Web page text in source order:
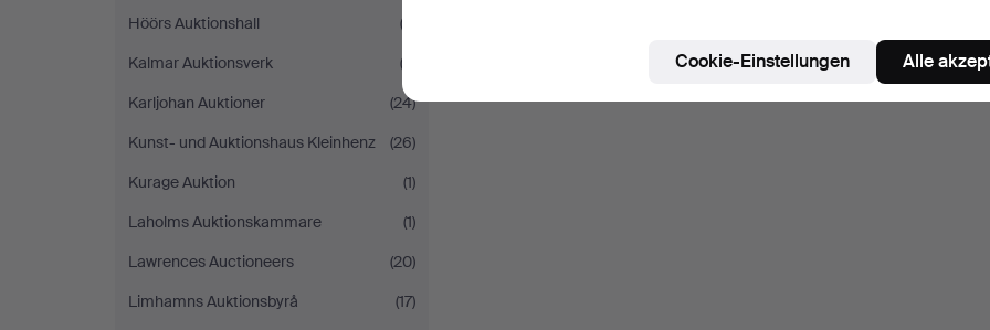
Höörs Auktionshall
(2)
Kalmar Auktionsverk
(3)
Karljohan Auktioner
(24)
Kunst- und Auktionshaus Kleinhenz
(26)
Kurage Auktion
(1)
Laholms Auktionskammare
(1)
Lawrences Auctioneers
(20)
Limhamns Auktionsbyrå
(17)
Beendete Auktionen aus unserem Archiv
Cookie-Einstellungen Alle